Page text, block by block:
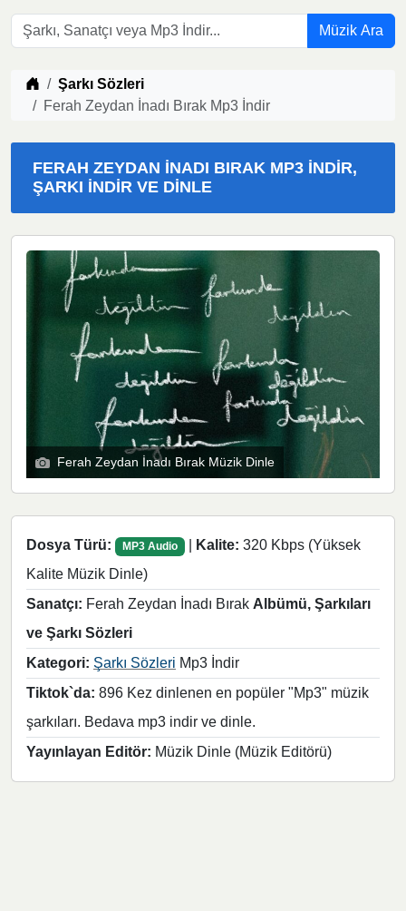
Müzik Ara
Müzik indir
Şarkı Sözleri
Ferah Zeydan İnadı Bırak Mp3 İndir
FERAH ZEYDAN İNADI BIRAK MP3 İNDIR,
ŞARKI İNDIR VE DINLE
Ferah Zeydan İnadı Bırak Müzik Dinle
Dosya Türü: MP3 Audio | Kalite: 320 Kbps (Yüksek
Kalite Müzik Dinle)
Sanatçı: Ferah Zeydan İnadı Bırak Albümü, Şarkıları
ve Şarkı Sözleri
Kategori: Şarkı Sözleri Mp3 İndir
Tiktok`da: 896 Kez dinlenen en popüler "Mp3" müzik
şarkıları. Bedava mp3 indir ve dinle.
Yayınlayan Editör: Müzik Dinle (Müzik Editörü)